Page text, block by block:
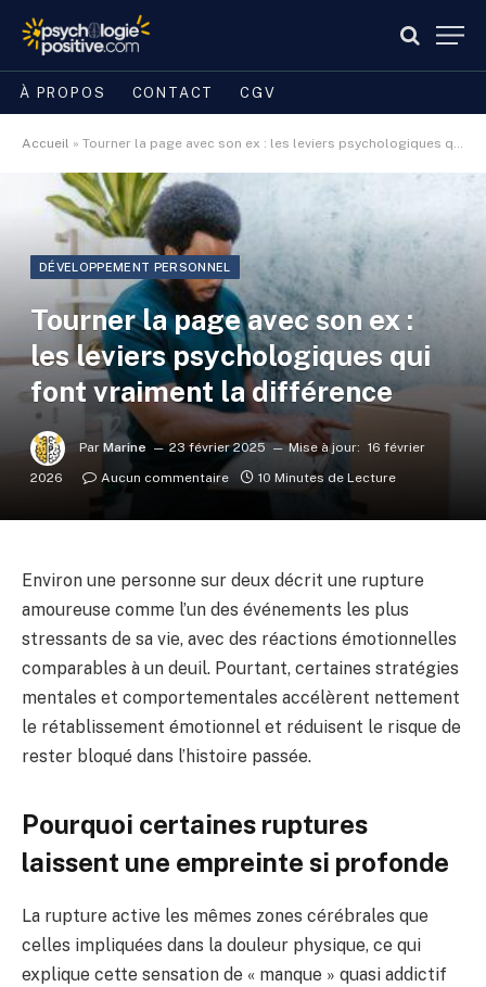
À PROPOS CONTACT CGV
Accueil » Tourner la page avec son ex : les leviers psychologiques qui font vraiment la différence
DÉVELOPPEMENT PERSONNEL
Tourner la page avec son ex :
les leviers psychologiques qui
font vraiment la différence
Par Marine 23 février 2025 Mise à jour: 16 février
2026
Aucun commentaire 10 Minutes de Lecture
Environ une personne sur deux décrit une rupture
amoureuse comme l’un des événements les plus
stressants de sa vie, avec des réactions émotionnelles
comparables à un deuil. Pourtant, certaines stratégies
mentales et comportementales accélèrent nettement
le rétablissement émotionnel et réduisent le risque de
rester bloqué dans l’histoire passée.
Pourquoi certaines ruptures
laissent une empreinte si profonde
La rupture active les mêmes zones cérébrales que
celles impliquées dans la douleur physique, ce qui
explique cette sensation de « manque » quasi addictif